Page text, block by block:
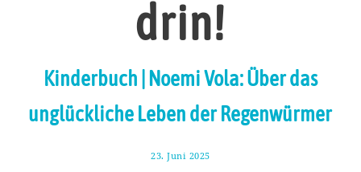
drin!
Kinderbuch | Noemi Vola: Über das
unglückliche Leben der Regenwürmer
23. Juni 2025